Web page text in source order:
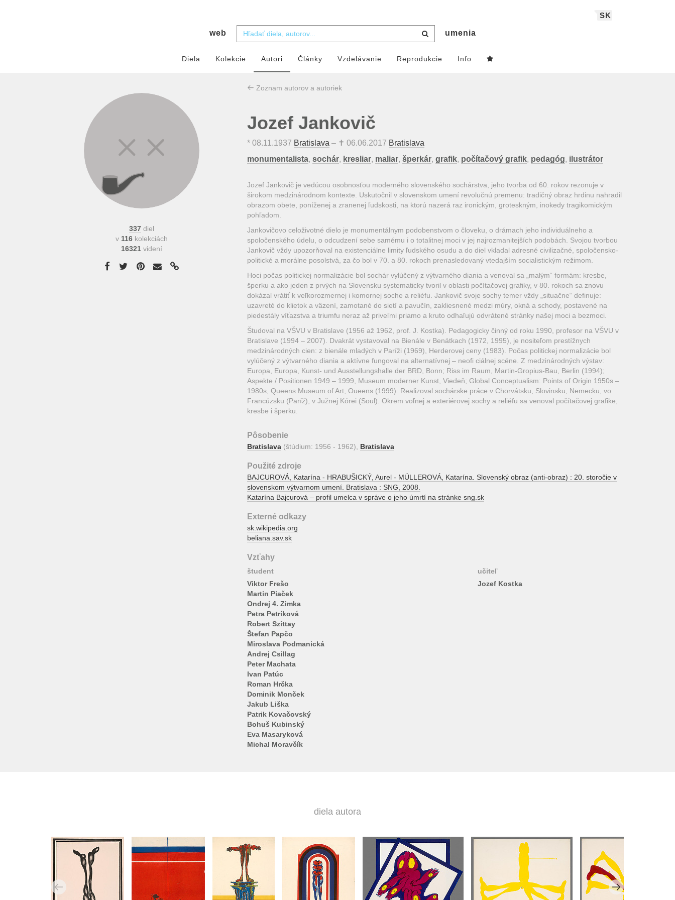
SK
web umenia
Diela Kolekcie Autori Články Vzdelávanie Reprodukcie Info
337 diel
v 116 kolekciách
16321 videní
Zoznam autorov a autoriek
Jozef Jankovič
* 08.11.1937 Bratislava – ✝ 06.06.2017 Bratislava
monumentalista, sochár, kresliar, maliar, šperkár, grafik, počítačový grafik, pedagóg, ilustrátor
Jozef Jankovič je vedúcou osobnosťou moderného slovenského sochárstva, jeho tvorba od 60. rokov rezonuje v
širokom medzinárodnom kontexte. Uskutočnil v slovenskom umení revolučnú premenu: tradičný obraz hrdinu nahradil
obrazom obete, poníženej a zranenej ľudskosti, na ktorú nazerá raz ironickým, groteskným, inokedy tragikomickým
pohľadom.
Jankovičovo celoživotné dielo je monumentálnym podobenstvom o človeku, o drámach jeho individuálneho a
spoločenského údelu, o odcudzení sebe samému i o totalitnej moci v jej najrozmanitejších podobách. Svojou tvorbou
Jankovič vždy upozorňoval na existenciálne limity ľudského osudu a do diel vkladal adresné civilizačné, spoločensko-
politické a morálne posolstvá, za čo bol v 70. a 80. rokoch prenasledovaný vtedajším socialistickým režimom.
Hoci počas politickej normalizácie bol sochár vylúčený z výtvarného diania a venoval sa „malým“ formám: kresbe,
šperku a ako jeden z prvých na Slovensku systematicky tvoril v oblasti počítačovej grafiky, v 80. rokoch sa znovu
dokázal vrátiť k veľkorozmernej i komornej soche a reliéfu. Jankovič svoje sochy temer vždy „situačne“ definuje:
uzavreté do klietok a väzení, zamotané do sietí a pavučín, zakliesnené medzi múry, okná a schody, postavené na
piedestály víťazstva a triumfu neraz až priveľmi priamo a kruto odhaľujú odvrátené stránky našej moci a bezmoci.
Študoval na VŠVU v Bratislave (1956 až 1962, prof. J. Kostka). Pedagogicky činný od roku 1990, profesor na VŠVU v
Bratislave (1994 – 2007). Dvakrát vystavoval na Bienále v Benátkach (1972, 1995), je nositeľom prestížnych
medzinárodných cien: z bienále mladých v Paríži (1969), Herderovej ceny (1983). Počas politickej normalizácie bol
vylúčený z výtvarného diania a aktívne fungoval na alternatívnej – neofi ciálnej scéne. Z medzinárodných výstav:
Europa, Europa, Kunst- und Ausstellungshalle der BRD, Bonn; Riss im Raum, Martin-Gropius-Bau, Berlin (1994);
Aspekte / Positionen 1949 – 1999, Museum moderner Kunst, Viedeň; Global Conceptualism: Points of Origin 1950s –
1980s, Queens Museum of Art, Oueens (1999). Realizoval sochárske práce v Chorvátsku, Slovinsku, Nemecku, vo
Francúzsku (Paríž), v Južnej Kórei (Soul). Okrem voľnej a exteriérovej sochy a reliéfu sa venoval počítačovej grafike,
kresbe i šperku.
Pôsobenie
Bratislava (štúdium: 1956 - 1962), Bratislava
Použité zdroje
BAJCUROVÁ, Katarína - HRABUŠICKÝ, Aurel - MÜLLEROVÁ, Katarína. Slovenský obraz (anti-obraz) : 20. storočie v
slovenskom výtvarnom umení. Bratislava : SNG, 2008.
Katarína Bajcurová – profil umelca v správe o jeho úmrtí na stránke sng.sk
Externé odkazy
sk.wikipedia.org
beliana.sav.sk
Vzťahy
študent
učiteľ
Viktor Frešo
Martin Piaček
Ondrej 4. Zimka
Petra Petríková
Robert Szittay
Štefan Papčo
Miroslava Podmanická
Andrej Csillag
Peter Machata
Ivan Patúc
Roman Hrčka
Dominik Monček
Jakub Liška
Patrik Kovačovský
Bohuš Kubinský
Eva Masaryková
Michal Moravčík
Jozef Kostka
diela autora